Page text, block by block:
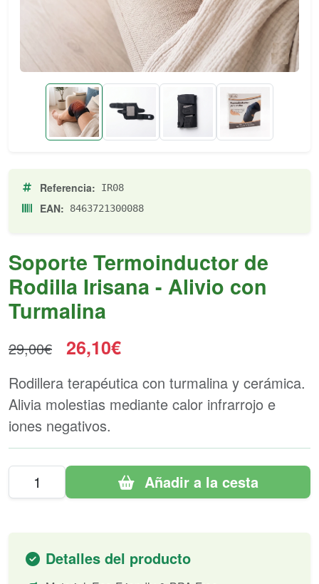
Referencia: IR08
EAN: 8463721300088
Soporte Termoinductor de
Rodilla Irisana - Alivio con
Turmalina
29,00€ 26,10€
Rodillera terapéutica con turmalina y cerámica.
Alivia molestias mediante calor infrarrojo e
iones negativos.
Añadir a la cesta
Detalles del producto